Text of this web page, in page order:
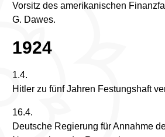
Vorsitz des amerikanischen
G. Dawes.
1924
1.4.
Hitler zu fünf Jahren Festungshaft
16.4.
Deutsche Regierung für Annahme